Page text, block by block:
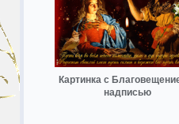
Картинка с
надписью